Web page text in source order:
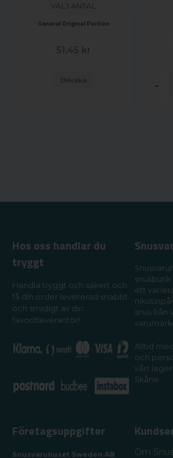
VÄLJ ANTAL
General Original Portion
51,45 kr
Bevaka
-
Hos oss handlar du
tryggt
Handla tryggt och säkert och
få din order levererad snabbt
och smidigt av din
favoritleverantör!
ett
snus från
Alltid
och
vårt
Skåne.
Företagsuppgifter
Snusvaruhuset Sweden AB
Om